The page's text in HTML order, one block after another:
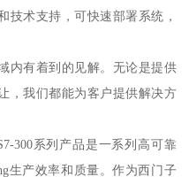
技术支持，可快速部署系统，
内有着到的见解。无论是提供
，我们都能为客户提供解决方
系列产品是一系列高可靠
生产效率和质量。作为西门子